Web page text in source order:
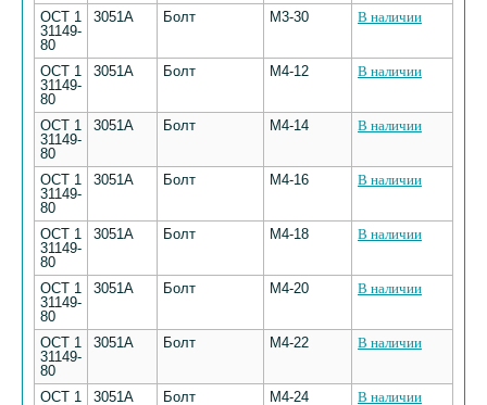
ОСТ 1
31149-
80
3051А Болт М3-30 В наличии
ОСТ 1
31149-
80
3051А Болт М4-12 В наличии
ОСТ 1
31149-
80
3051А Болт М4-14 В наличии
ОСТ 1
31149-
80
3051А Болт М4-16 В наличии
ОСТ 1
31149-
80
3051А Болт М4-18 В наличии
ОСТ 1
31149-
80
3051А Болт М4-20 В наличии
ОСТ 1
31149-
80
3051А Болт М4-22 В наличии
ОСТ 1
3051А Болт М4-24 В наличии